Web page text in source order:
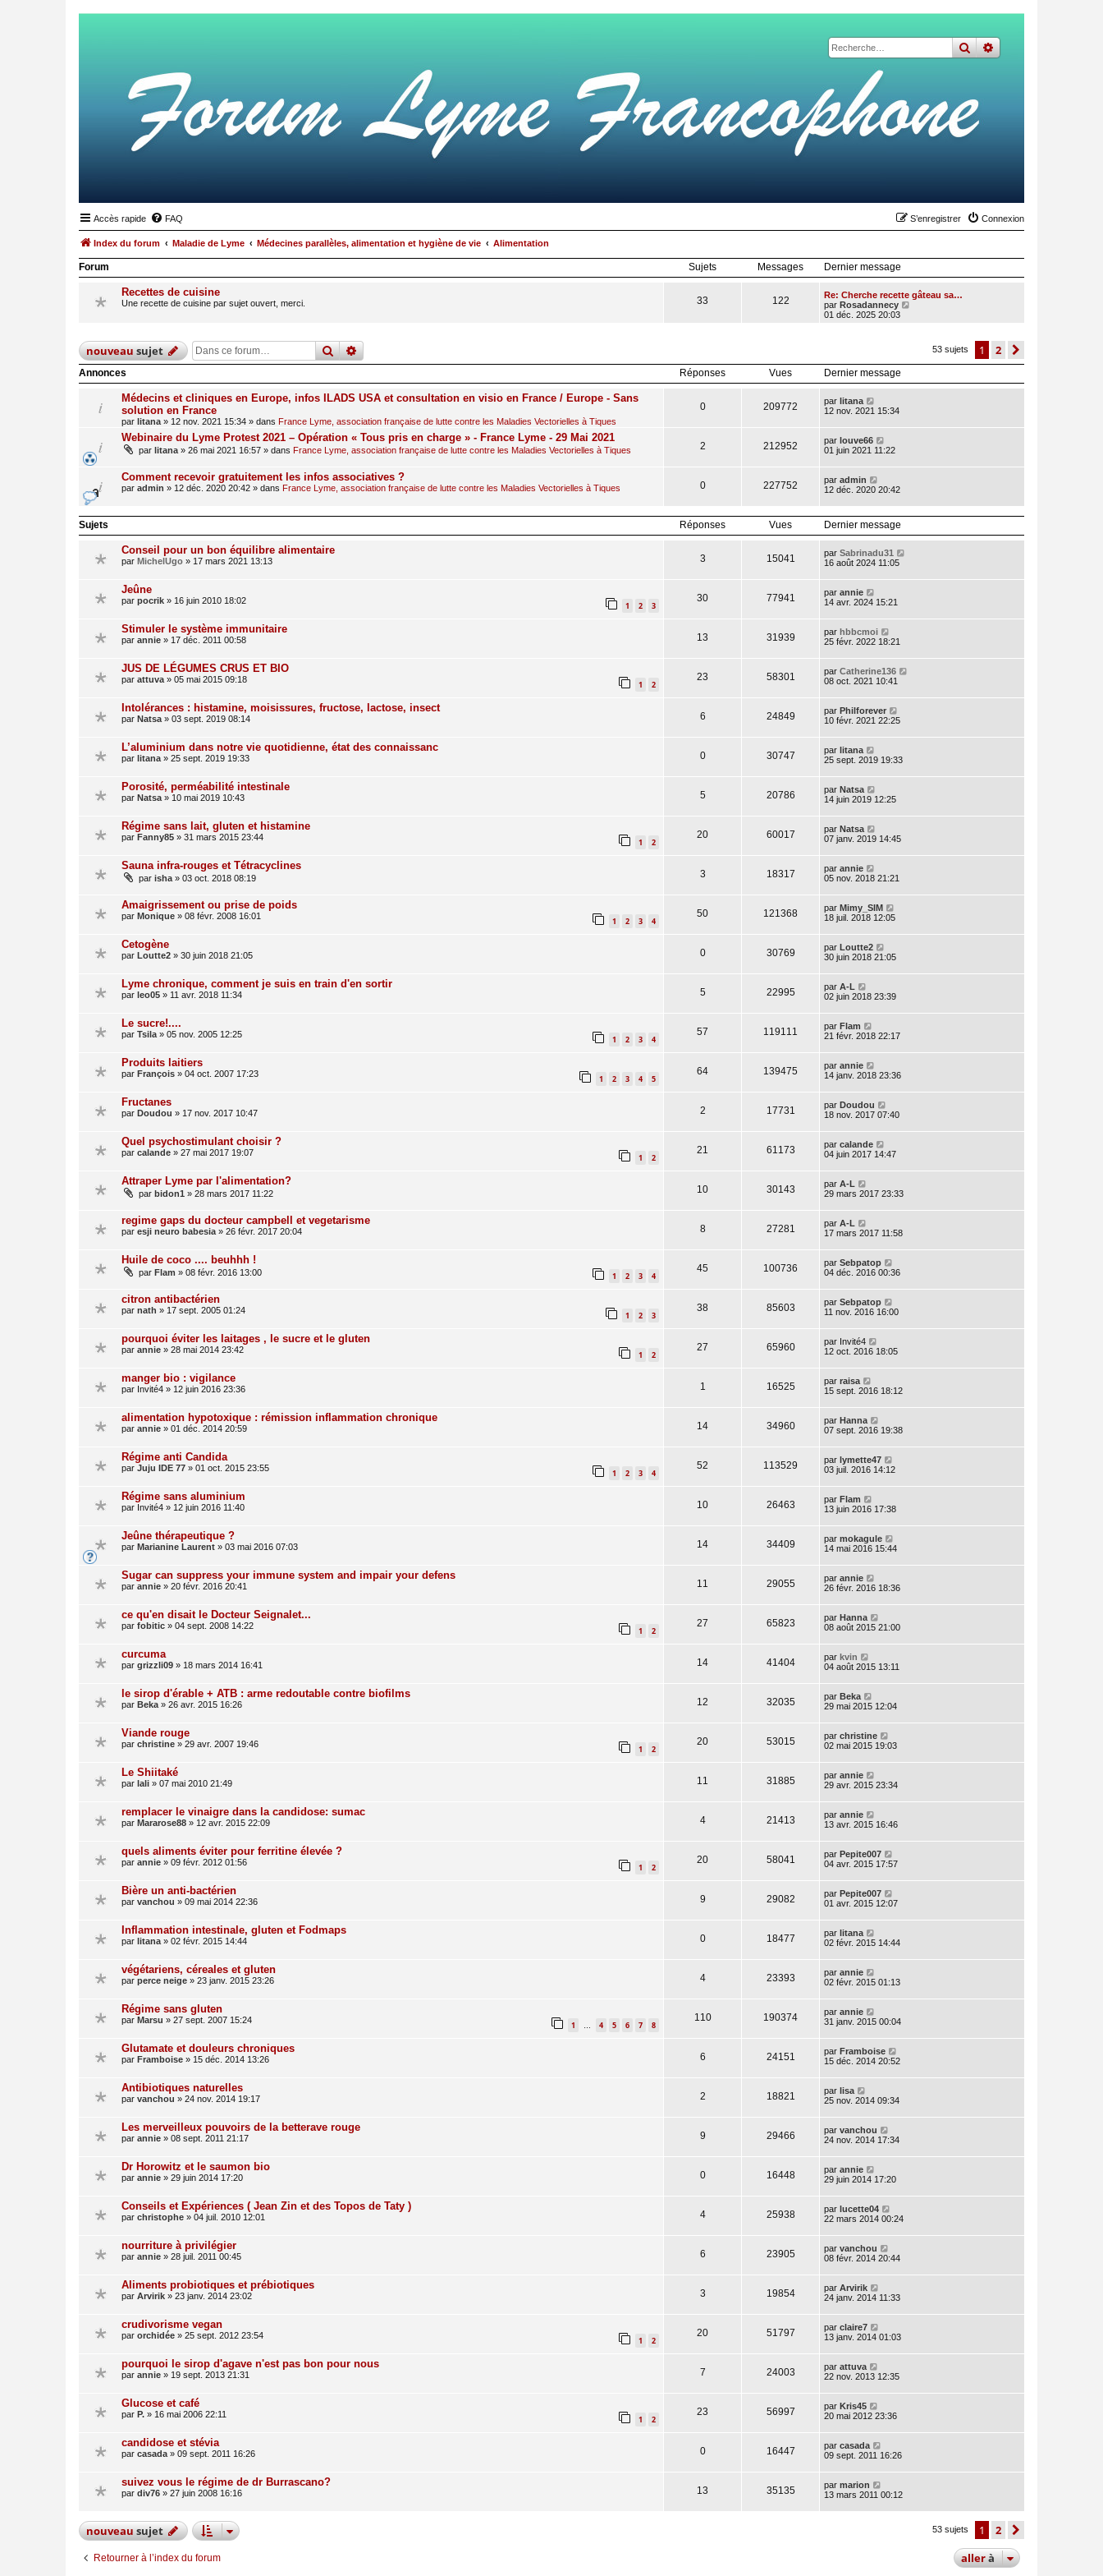
rechercher
recherche
Accès rapide FAQ Connexion
S’enregistrer
Index du forum Maladie de Lyme Médecines parallèles, alimentation et hygiène de vie Alimentation
Forum Sujets Messages Dernier message
Recettes de cuisine
Une recette de cuisine par sujet ouvert, merci. 33 122
Re: Cherche recette gâteau sa…
par Rosadannecy
d
r
01 déc. 2025 20:03
nouveausujet rechercher
recherche 53 sujets 1 2
Annonces Réponses Vues Dernier message
Médecins et cliniques en Europe, infos ILADS USA et consultation en visio en France / Europe - Sans
solution en France
par litana » 12 nov. 2021 15:34 » dans France Lyme, association française de lutte contre les Maladies Vectorielles à Tiques
0 209772 par litana
12 nov. 2021 15:34
Webinaire du Lyme Protest 2021 – Opération « Tous pris en charge » - France Lyme - 29 Mai 2021
par litana » 26 mai 2021 16:57 » dans France Lyme, association française de lutte contre les Maladies Vectorielles à Tiques 2 212952 par louve66
01 juin 2021 11:22
Comment recevoir gratuitement les infos associatives ?
par admin » 12 déc. 2020 20:42 » dans France Lyme, association française de lutte contre les Maladies Vectorielles à Tiques 0 227752 par admin
12 déc. 2020 20:42
Sujets Réponses Vues Dernier message
Conseil pour un bon équilibre alimentaire
par MichelUgo » 17 mars 2021 13:13 3 15041 par Sabrinadu31
16 août 2024 11:05
Jeûne
par pocrik » 16 juin 2010 18:02 1 2 3
30 77941 par annie
14 avr. 2024 15:21
Stimuler le système immunitaire
par annie » 17 déc. 2011 00:58 13 31939 par hbbcmoi
25 févr. 2022 18:21
JUS DE LÉGUMES CRUS ET BIO
par attuva » 05 mai 2015 09:18 1 2
23 58301 par Catherine136
08 oct. 2021 10:41
Intolérances : histamine, moisissures, fructose, lactose, insect
par Natsa » 03 sept. 2019 08:14 6 24849 par Philforever
10 févr. 2021 22:25
L’aluminium dans notre vie quotidienne, état des connaissanc
par litana » 25 sept. 2019 19:33 0 30747 par litana
25 sept. 2019 19:33
Porosité, perméabilité intestinale
par Natsa » 10 mai 2019 10:43 5 20786 par Natsa
14 juin 2019 12:25
Régime sans lait, gluten et histamine
par Fanny85 » 31 mars 2015 23:44 1 2
20 60017 par Natsa
07 janv. 2019 14:45
Sauna infra-rouges et Tétracyclines
par isha » 03 oct. 2018 08:19 3 18317 par annie
05 nov. 2018 21:21
Amaigrissement ou prise de poids
par Monique » 08 févr. 2008 16:01 1 2 3 4
50 121368 par Mimy_SIM
18 juil. 2018 12:05
Cetogène
par Loutte2 » 30 juin 2018 21:05 0 30769 par Loutte2
30 juin 2018 21:05
Lyme chronique, comment je suis en train d'en sortir
par leo05 » 11 avr. 2018 11:34 5 22995 par A-L
02 juin 2018 23:39
Le sucre!....
par Tsila » 05 nov. 2005 12:25 1 2 3 4
57 119111 par Flam
21 févr. 2018 22:17
Produits laitiers
par François » 04 oct. 2007 17:23 1 2 3 4 5
64 139475 par annie
14 janv. 2018 23:36
Fructanes
par Doudou » 17 nov. 2017 10:47 2 17731 par Doudou
18 nov. 2017 07:40
Quel psychostimulant choisir ?
par calande » 27 mai 2017 19:07 1 2
21 61173 par calande
04 juin 2017 14:47
Attraper Lyme par l'alimentation?
par bidon1 » 28 mars 2017 11:22 10 30143 par A-L
29 mars 2017 23:33
regime gaps du docteur campbell et vegetarisme
par esji neuro babesia » 26 févr. 2017 20:04 8 27281 par A-L
17 mars 2017 11:58
Huile de coco .... beuhhh !
par Flam » 08 févr. 2016 13:00 1 2 3 4
45 100736 par Sebpatop
04 déc. 2016 00:36
citron antibactérien
par nath » 17 sept. 2005 01:24 1 2 3
38 85603 par Sebpatop
11 nov. 2016 16:00
pourquoi éviter les laitages , le sucre et le gluten
par annie » 28 mai 2014 23:42 1 2
27 65960 par Invité4
12 oct. 2016 18:05
manger bio : vigilance
par Invité4 » 12 juin 2016 23:36 1 16525 par raisa
15 sept. 2016 18:12
alimentation hypotoxique : rémission inflammation chronique
par annie » 01 déc. 2014 20:59 14 34960 par Hanna
07 sept. 2016 19:38
Régime anti Candida
par Juju IDE 77 » 01 oct. 2015 23:55 1 2 3 4
52 113529 par lymette47
03 juil. 2016 14:12
Régime sans aluminium
par Invité4 » 12 juin 2016 11:40 10 26463 par Flam
13 juin 2016 17:38
Jeûne thérapeutique ?
par Marianine Laurent » 03 mai 2016 07:03 14 34409 par mokagule
14 mai 2016 15:44
Sugar can suppress your immune system and impair your defens
par annie » 20 févr. 2016 20:41 11 29055 par annie
26 févr. 2016 18:36
ce qu'en disait le Docteur Seignalet...
par fobitic » 04 sept. 2008 14:22 1 2
27 65823 par Hanna
08 août 2015 21:00
curcuma
par grizzli09 » 18 mars 2014 16:41 14 41404 par kvin
04 août 2015 13:11
le sirop d'érable + ATB : arme redoutable contre biofilms
par Beka » 26 avr. 2015 16:26 12 32035 par Beka
29 mai 2015 12:04
Viande rouge
par christine » 29 avr. 2007 19:46 1 2
20 53015 par christine
02 mai 2015 19:03
Le Shiitaké
par lali » 07 mai 2010 21:49 11 31885 par annie
29 avr. 2015 23:34
remplacer le vinaigre dans la candidose: sumac
par Mararose88 » 12 avr. 2015 22:09 4 21413 par annie
13 avr. 2015 16:46
quels aliments éviter pour ferritine élevée ?
par annie » 09 févr. 2012 01:56 1 2
20 58041 par Pepite007
04 avr. 2015 17:57
Bière un anti-bactérien
par vanchou » 09 mai 2014 22:36 9 29082 par Pepite007
01 avr. 2015 12:07
Inflammation intestinale, gluten et Fodmaps
par litana » 02 févr. 2015 14:44 0 18477 par litana
02 févr. 2015 14:44
végétariens, céreales et gluten
par perce neige » 23 janv. 2015 23:26 4 23393 par annie
02 févr. 2015 01:13
Régime sans gluten
par Marsu » 27 sept. 2007 15:24 1 … 4 5 6 7 8
110 190374 par annie
31 janv. 2015 00:04
Glutamate et douleurs chroniques
par Framboise » 15 déc. 2014 13:26 6 24151 par Framboise
15 déc. 2014 20:52
Antibiotiques naturelles
par vanchou » 24 nov. 2014 19:17 2 18821 par lisa
25 nov. 2014 09:34
Les merveilleux pouvoirs de la betterave rouge
par annie » 08 sept. 2011 21:17 9 29466 par vanchou
24 nov. 2014 17:34
Dr Horowitz et le saumon bio
par annie » 29 juin 2014 17:20 0 16448 par annie
29 juin 2014 17:20
Conseils et Expériences ( Jean Zin et des Topos de Taty )
par christophe » 04 juil. 2010 12:01 4 25938 par lucette04
22 mars 2014 00:24
nourriture à privilégier
par annie » 28 juil. 2011 00:45 6 23905 par vanchou
08 févr. 2014 20:44
Aliments probiotiques et prébiotiques
par Arvirik » 23 janv. 2014 23:02 3 19854 par Arvirik
24 janv. 2014 11:33
crudivorisme vegan
par orchidée » 25 sept. 2012 23:54 1 2
20 51797 par claire7
13 janv. 2014 01:03
pourquoi le sirop d'agave n'est pas bon pour nous
par annie » 19 sept. 2013 21:31 7 24003 par attuva
22 nov. 2013 12:35
Glucose et café
par P. » 16 mai 2006 22:11 1 2
23 56997 par Kris45
20 mai 2012 23:36
candidose et stévia
par casada » 09 sept. 2011 16:26 0 16447 par casada
09 sept. 2011 16:26
suivez vous le régime de dr Burrascano?
par div76 » 27 juin 2008 16:16 13 35135 par marion
13 mars 2011 00:12
nouveausujet 53 sujets 1 2
Retourner à l’index du forum allerà